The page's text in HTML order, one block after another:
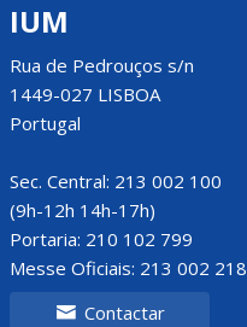
IUM
Rua de Pedrouços s/n
1449-027 LISBOA
Portugal
Sec. Central: 213 002 100
(9h-12h 14h-17h)
Portaria: 210 102 799
Messe Oficiais: 213 002 218
Contactar